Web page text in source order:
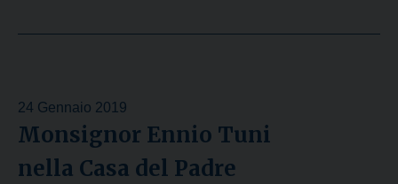
24 Gennaio 2019
Monsignor Ennio Tuni
nella Casa del Padre